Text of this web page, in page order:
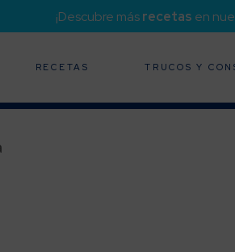
¡Descubre másrecetas en
RECETAS TRUCOS Y